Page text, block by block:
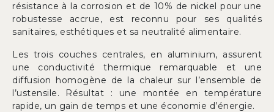
résistance à la corrosion et de 10% de nickel pour une
robustesse accrue, est reconnu pour ses qualités
sanitaires, esthétiques et sa neutralité alimentaire.
Les trois couches centrales, en aluminium, assurent
une conductivité thermique remarquable et une
diffusion homogène de la chaleur sur l’ensemble de
l’ustensile. Résultat : une montée en température
rapide, un gain de temps et une économie d’énergie.